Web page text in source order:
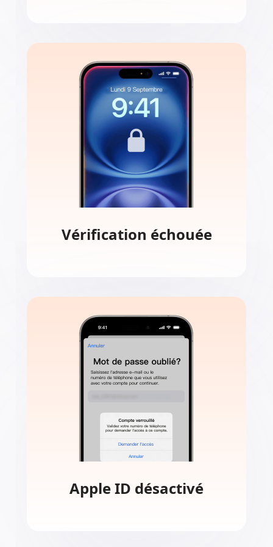
Apple ID verrouillé
Si vous êtes bloqué après avoir saisi
des mots de passe incorrects,
Aiseesoft peut facilement vous
redonner l'accès à votre appareil.
Vérification échouée
Vérification échouée
Si vous avez un ancien iPhone et que
vous ne pouvez pas vérifier votre
Apple ID, Aiseesoft peut supprimer
Apple ID d’origine.
Apple ID désactivé